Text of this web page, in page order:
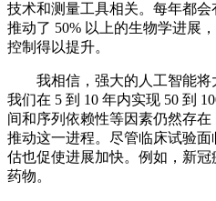
技术和测量工具相关。每年都
推动了 50% 以上的生物学进展
控制得以提升。
我相信，强大的人工智能将
我们在 5 到 10 年内实现 50 到
间和序列依赖性等因素仍然存
推动这一进程。尽管临床试验
估也促使进展加快。例如，新
药物。